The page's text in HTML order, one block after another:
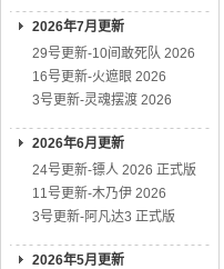
2026年7月更新
29号更新-10间敢死队 2026
16号更新-火遮眼 2026
3号更新-灵魂摆渡 2026
2026年6月更新
24号更新-镖人 2026 正式版
11号更新-木乃伊 2026
3号更新-阿凡达3 正式版
2026年5月更新